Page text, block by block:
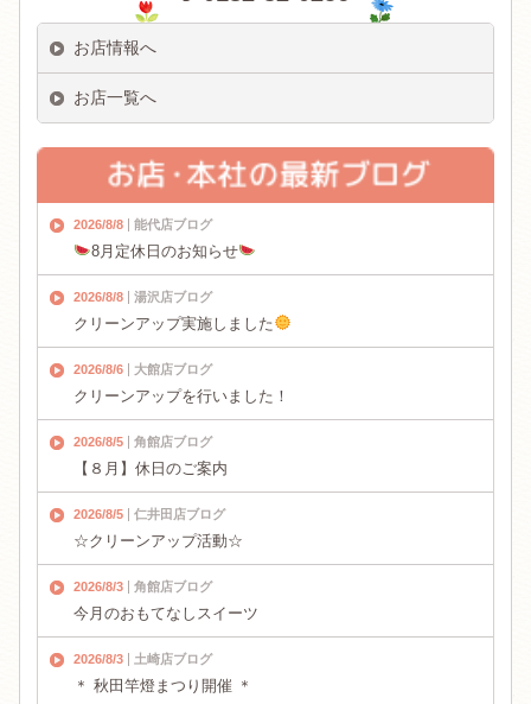
お店情報へ
お店一覧へ
2026/8/8 能代店ブログ
8月定休日のお知らせ
2026/8/8 湯沢店ブログ
クリーンアップ実施しました
2026/8/6 大館店ブログ
クリーンアップを行いました！
2026/8/5 角館店ブログ
【８月】休日のご案内
2026/8/5 仁井田店ブログ
☆クリーンアップ活動☆
2026/8/3 角館店ブログ
今月のおもてなしスイーツ
2026/8/3 土崎店ブログ
＊ 秋田竿燈まつり開催 ＊